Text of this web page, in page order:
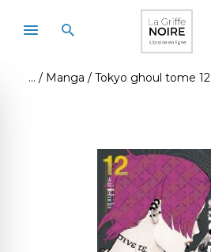
Manga Tokyo ghoul tome 12